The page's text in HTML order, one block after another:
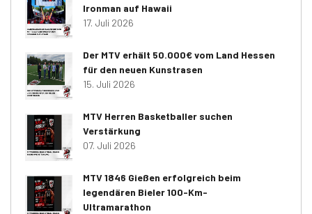
Ironman auf Hawaii
17. Juli 2026
Der MTV erhält 50.000€ vom Land Hessen
für den neuen Kunstrasen
15. Juli 2026
MTV Herren Basketballer suchen
Verstärkung
07. Juli 2026
MTV 1846 Gießen erfolgreich beim
legendären Bieler 100-Km-
Ultramarathon